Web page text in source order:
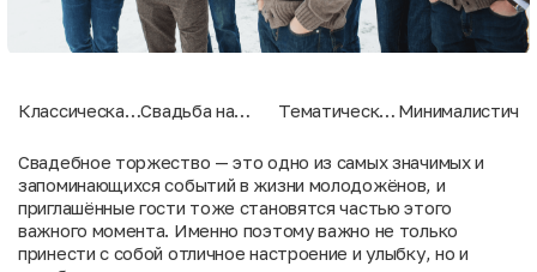
Классическая
элегантность
и
сдержанность
Свадьба на
лёгкость и
естественность
Тематическая
креатив и
внимание к
деталям
лаконичность и
стиль
Свадебное торжество — это одно из самых значимых и
запоминающихся событий в жизни молодожёнов, и
приглашённые гости тоже становятся частью этого
важного момента. Именно поэтому важно не только
принести с собой отличное настроение и улыбку, но и